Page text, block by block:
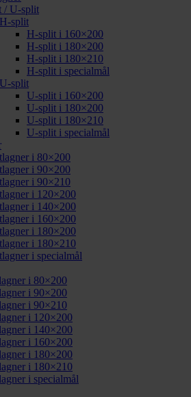
/ U-split
H-split
H-split i 160×200
H-split i 180×200
H-split i 180×210
H-split i specialmål
U-split
U-split i 160×200
U-split i 180×200
U-split i 180×210
U-split i specialmål
i 80×200
i 90×200
i 90×210
i 120×200
i 140×200
i 160×200
i 180×200
i 180×210
i specialmål
i 80×200
i 90×200
i 90×210
i 120×200
i 140×200
i 160×200
i 180×200
i 180×210
i specialmål